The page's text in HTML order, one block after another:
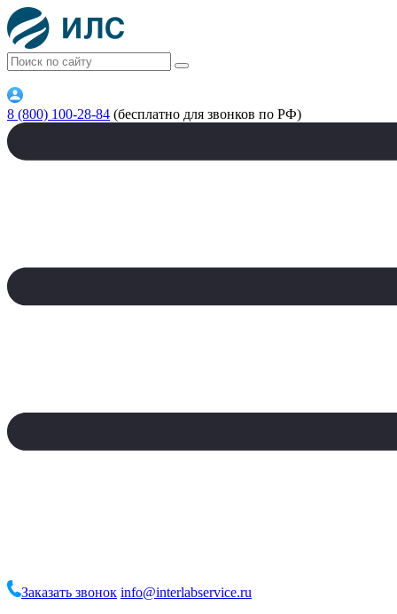
8 (800) 100-28-84 (бесплатно для звонков по РФ)
Заказать звонок info@interlabservice.ru